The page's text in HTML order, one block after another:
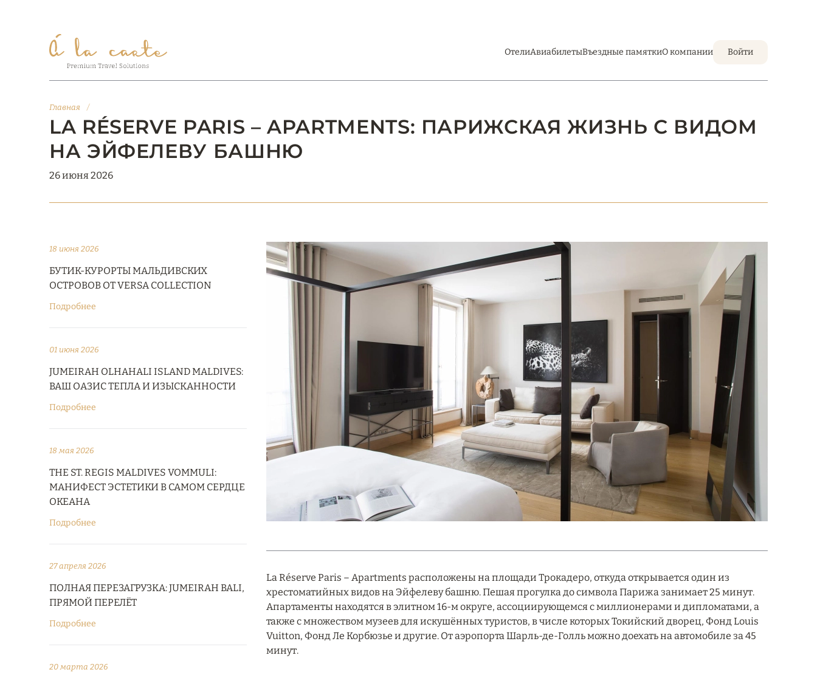
ОтелиАвиабилетыВъездные памяткиО компании Войти
Главная /
LA RÉSERVE PARIS – APARTMENTS: ПАРИЖСКАЯ ЖИЗНЬ С ВИДОМ
НА ЭЙФЕЛЕВУ БАШНЮ
26 июня 2026
18 июня 2026
БУТИК-КУРОРТЫ МАЛЬДИВСКИХ
ОСТРОВОВ ОТ VERSA COLLECTION
Подробнее
01 июня 2026
JUMEIRAH OLHAHALI ISLAND MALDIVES:
ВАШ ОАЗИС ТЕПЛА И ИЗЫСКАННОСТИ
Подробнее
18 мая 2026
THE ST. REGIS MALDIVES VOMMULI:
МАНИФЕСТ ЭСТЕТИКИ В САМОМ СЕРДЦЕ
ОКЕАНА
Подробнее
27 апреля 2026
ПОЛНАЯ ПЕРЕЗАГРУЗКА: JUMEIRAH BALI,
ПРЯМОЙ ПЕРЕЛЁТ
Подробнее
20 марта 2026
La Réserve Paris – Apartments расположены на площади Трокадеро, откуда открывается один из
хрестоматийных видов на Эйфелеву башню. Пешая прогулка до символа Парижа занимает 25 минут.
Апартаменты находятся в элитном 16-м округе, ассоциирующемся с миллионерами и дипломатами, а
также с множеством музеев для искушённых туристов, в числе которых Токийский дворец, Фонд Louis
Vuitton, Фонд Ле Корбюзье и другие. От аэропорта Шарль-де-Голль можно доехать на автомобиле за 45
минут.